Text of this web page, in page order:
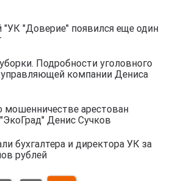
"УК "Доверие" появился еще один
Подробности уголовного
компании Дениса
мошенничестве арестован
Денис Сучков
бухгалтера и директора УК за
рублей